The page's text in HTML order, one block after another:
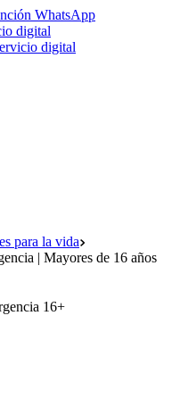
WhatsApp
digital
digital
para la vida
| Mayores de 16 años